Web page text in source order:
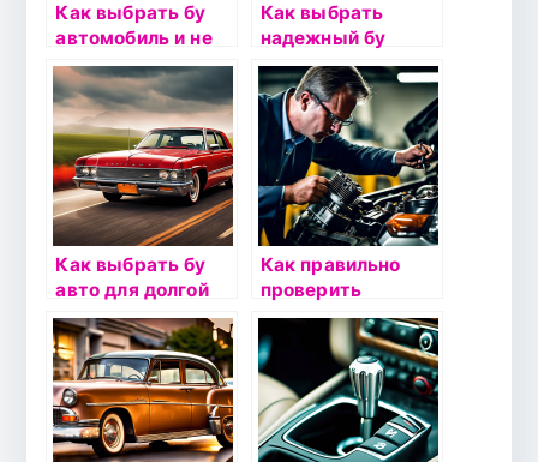
Как выбрать бу
автомобиль и не
ошибиться с
маркой и моделью
Как выбрать
надежный бу
автомобиль:
основные
критерии и
проверки
Как выбрать бу
авто для долгой
эксплуатации:
проверяем
прочность и износ
деталей
Как правильно
проверить
техническое
состояние
подержанного
автомобиля